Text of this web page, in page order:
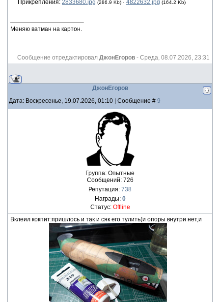
Прикрепления: 2833680.jpg (286.9 Kb) · 4822632.jpg (164.2 Kb)
Меняю ватман на картон.
Сообщение отредактировал ДжонЕгоров - Среда, 08.07.2026, 23:31
ДжонЕгоров
Дата: Воскресенье, 19.07.2026, 01:10 | Сообщение # 9
Группа: Опытные
Сообщений: 726
Репутация: 738
Награды: 0
Статус: Offline
Вклеил кокпит:пришлось и так и сяк его тулить(и опоры внутри нет,и